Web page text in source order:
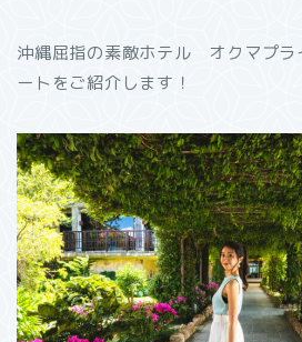
沖縄屈指の素敵ホテル オクマプラ
ートをご紹介します！